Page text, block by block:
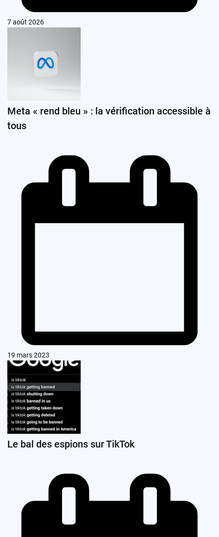
7 août 2026
Meta « rend bleu » : la vérification accessible à
tous
19 mars 2023
Le bal des espions sur TikTok